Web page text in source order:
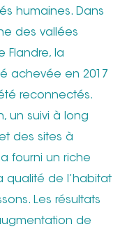
humaines. Dans
des vallées
Flandre, la
achevée en 2017
reconnectés.
un suivi à long
des sites à
fourni un riche
qualité de l’habitat
Les résultats
de